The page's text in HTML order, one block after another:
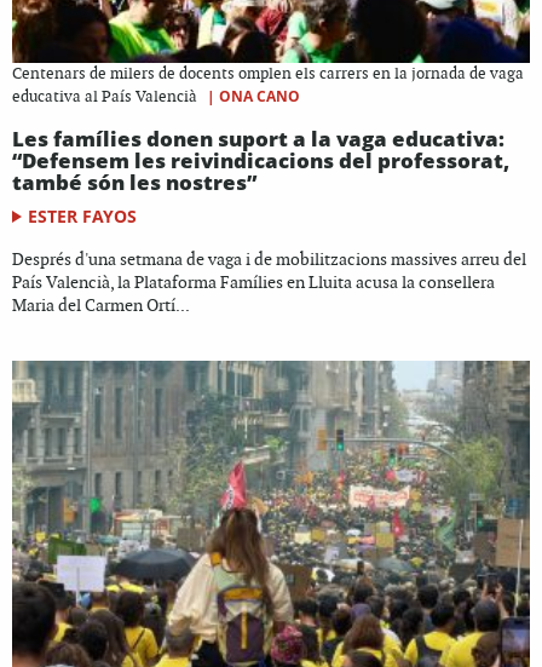
Centenars de milers de docents omplen els carrers en la jornada de vaga
educativa al País Valencià
| ONA CANO
Les famílies donen suport a la vaga educativa:
“Defensem les reivindicacions del professorat,
també són les nostres”
ESTER FAYOS
Després d'una setmana de vaga i de mobilitzacions massives arreu del
País Valencià, la Plataforma Famílies en Lluita acusa la consellera
Maria del Carmen Ortí...